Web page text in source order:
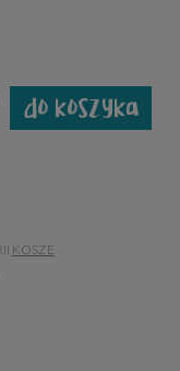
do koszyka
KOSZE